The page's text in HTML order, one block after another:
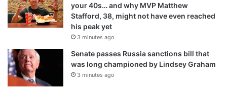
your 40s… and why MVP Matthew
Stafford, 38, might not have even reached
his peak yet
3 minutes ago
Senate passes Russia sanctions bill that
was long championed by Lindsey Graham
3 minutes ago